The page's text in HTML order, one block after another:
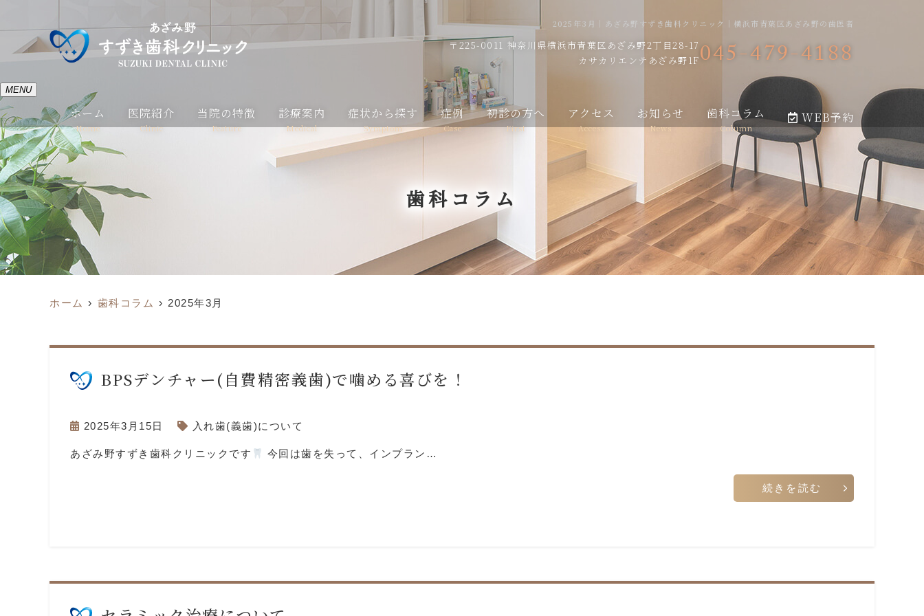
2025年3月｜あざみ野すずき歯科クリニック｜横浜市青葉区あざみ野の歯医者
〒225-0011 神奈川県横浜市青葉区あざみ野2丁目28-17
カサカリエンテあざみ野1F045-479-4188
MENU
ホーム
Home
医院紹介
Clinic
当院の特徴
Feature
診療案内
Medical
症状から探す
Symptom
症例
Case
初診の方へ
First
アクセス
Access
お知らせ
News
歯科コラム
Column
WEB予約
歯科コラム
ホーム 歯科コラム 2025年3月
BPSデンチャー(自費精密義歯)で噛める喜びを！
2025年3月15日 入れ歯(義歯)について
あざみ野すずき歯科クリニックです 今回は歯を失って、インプラン…
続きを読む